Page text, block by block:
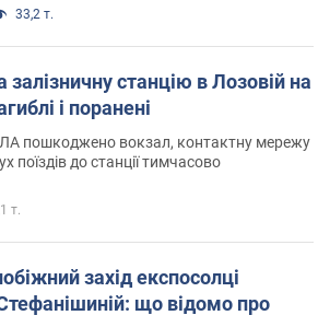
33,2 т.
залізничну станцію в Лозовій на
і поранені
пошкоджено вокзал, контактну мережу
поїздів до станції тимчасово
т.